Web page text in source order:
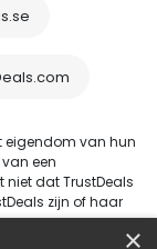
eigendom van hun
een
dat TrustDeals
zijn of haar
×